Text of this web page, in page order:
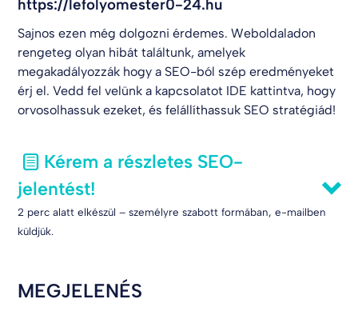
https://lefolyomester0-24.hu
Sajnos ezen még dolgozni érdemes. Weboldaladon
rengeteg olyan hibát találtunk, amelyek
megakadályozzák hogy a SEO-ból szép eredményeket
érj el. Vedd fel velünk a kapcsolatot IDE kattintva, hogy
orvosolhassuk ezeket, és felállíthassuk SEO stratégiád!
Kérem a részletes SEO-
jelentést!
2 perc alatt elkészül – személyre szabott formában, e-mailben
küldjük.
MEGJELENÉS